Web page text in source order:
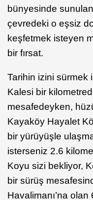
bünyesinde
çevredeki o eşsiz
keşfetmek isteyen
bir fırsat.
Tarihin izini sürmek
Kalesi bir
mesafedeyken,
Kayaköy Hayalet
bir yürüyüşle
isterseniz 2.6
Koyu sizi bekliyor,
bir sürüş
Havalimanı’na